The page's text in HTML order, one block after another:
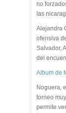
no
las
Alejandra
ofensiva
Salvador,
del
Album de
Noguera,
torneo
permite